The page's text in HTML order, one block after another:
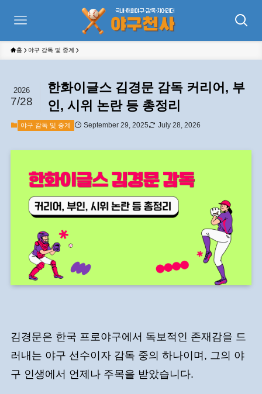
홈 야구 감독 및 중계
한화이글스 김경문 감독 커리어, 부
인, 시위 논란 등 총정리
2026
7/28
야구 감독 및 중계 September 29, 2025 July 28, 2026
김경문은 한국 프로야구에서 독보적인 존재감을 드
러내는 야구 선수이자 감독 중의 하나이며, 그의 야
구 인생에서 언제나 주목을 받았습니다.